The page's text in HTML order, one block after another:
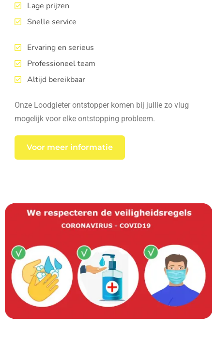
Lage prijzen
Snelle service
Ervaring en serieus
Professioneel team
Altijd bereikbaar
Onze Loodgieter ontstopper komen bij jullie zo vlug
mogelijk voor elke ontstopping probleem.
Voor meer informatie